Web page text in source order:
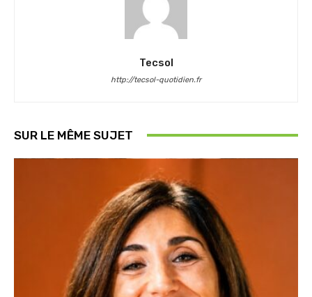
Tecsol
http://tecsol-quotidien.fr
SUR LE MÊME SUJET